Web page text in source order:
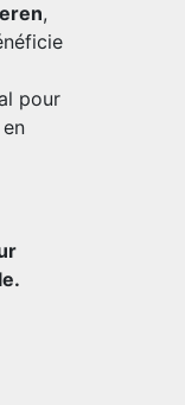
,
pour